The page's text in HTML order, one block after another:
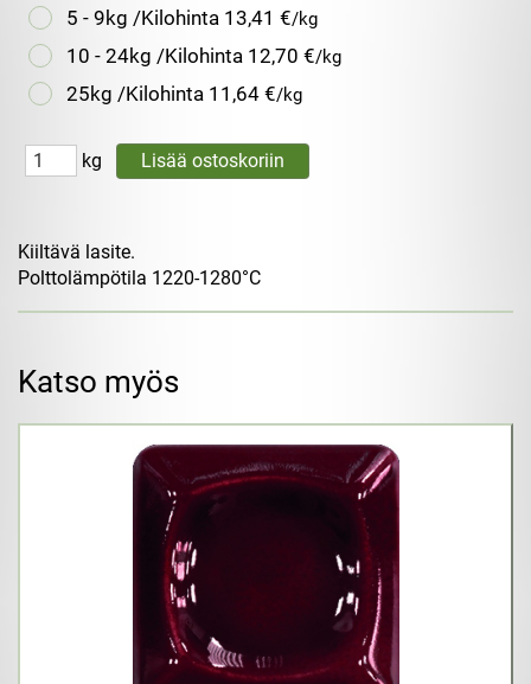
5 - 9kg /Kilohinta 13,41 €/kg
10 - 24kg /Kilohinta 12,70 €/kg
25kg /Kilohinta 11,64 €/kg
kg
Kiiltävä lasite.
Polttolämpötila 1220-1280°C
Katso myös